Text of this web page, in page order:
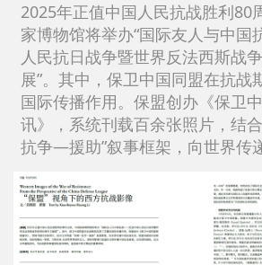
2025年正值中国人民抗战胜利80
家博物馆将举办“国际友人与中
人民抗日战争暨世界反法西斯战
展”。其中，保卫中国同盟在抗战
国际传播作用。保盟创办《保卫
讯》，系统刊载百余张照片，结
抗争—援助”叙事框架，向世界传